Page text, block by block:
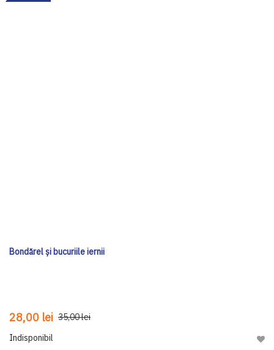
Bondărel și bucuriile iernii
28,00 lei 35,00 lei
Indisponibil